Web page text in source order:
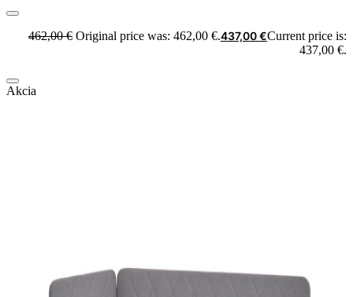
462,00€ Original price was: 462,00 €.437,00€Current price is:
437,00 €.
Akcia